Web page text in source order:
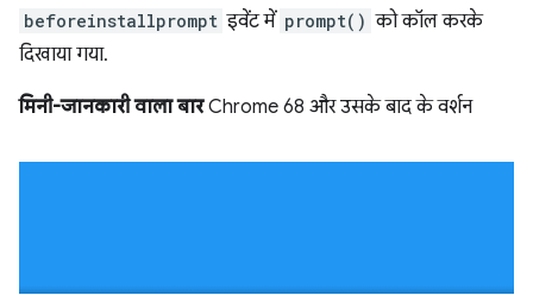
beforeinstallprompt इवेंट में prompt() को कॉल करके
दिखाया गया.
मिनी-जानकारी वाला बारChrome 68 और उसके बाद के वर्शन